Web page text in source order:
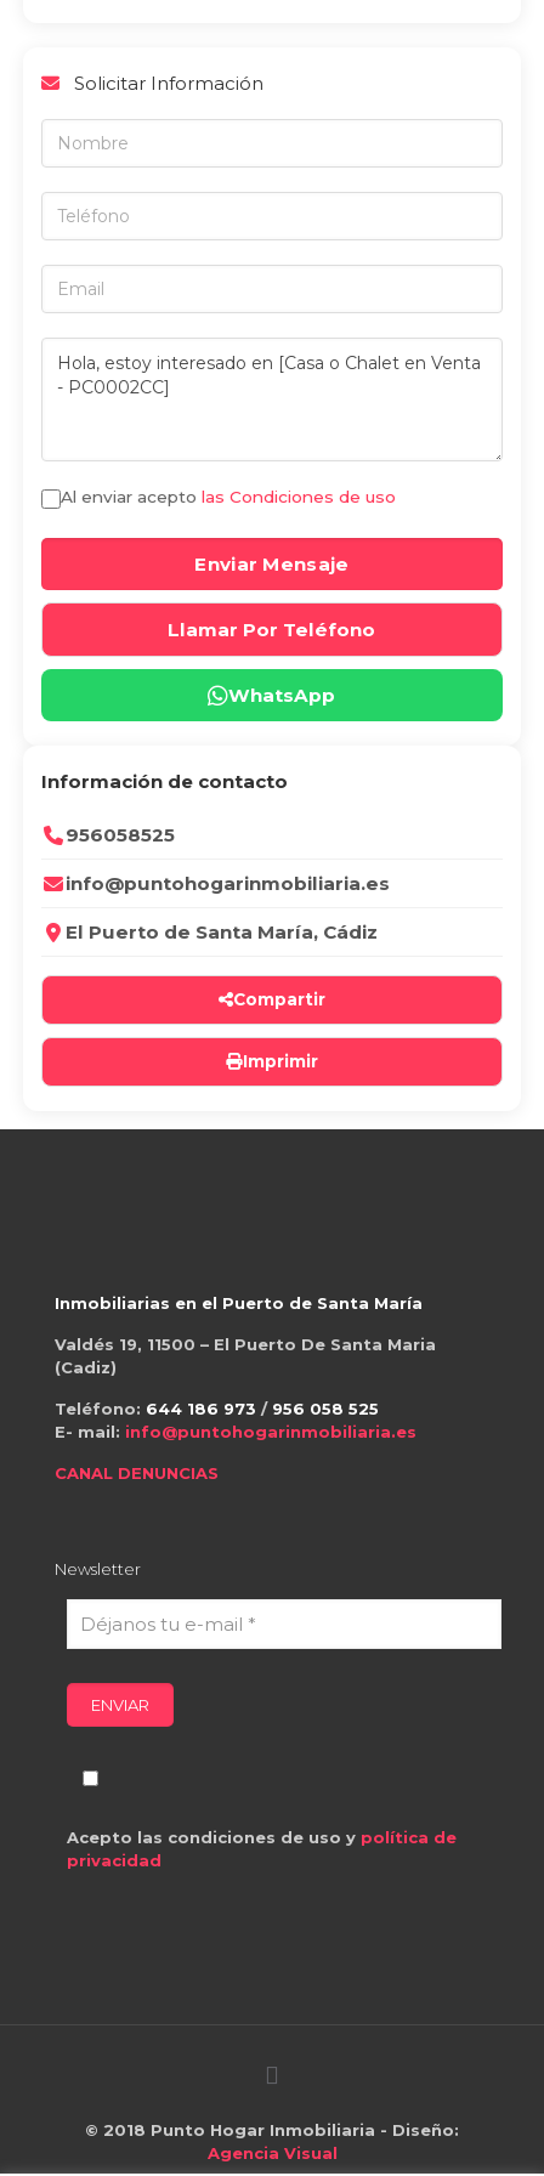
Solicitar Información
Al enviar aceptolas Condiciones de uso
Enviar Mensaje
Llamar Por Teléfono
WhatsApp
Información de contacto
956058525
info@puntohogarinmobiliaria.es
El Puerto de Santa María, Cádiz
Compartir
Imprimir
Inmobiliarias en el Puerto de Santa María
Valdés 19, 11500 – El Puerto De Santa Maria
(Cadiz)
Teléfono: 644 186 973 / 956 058 525
E- mail: info@puntohogarinmobiliaria.es
CANAL DENUNCIAS
Newsletter
Acepto las condiciones de uso y política de
privacidad
© 2018 Punto Hogar Inmobiliaria - Diseño:
Agencia Visual